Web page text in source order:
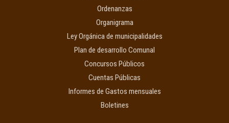
Ordenanzas
Organigrama
Ley Orgánica de municipalidades
Plan de desarrollo Comunal
Concursos Públicos
Cuentas Públicas
Informes de Gastos mensuales
Boletines